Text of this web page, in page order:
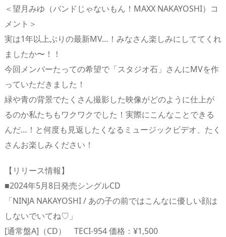
＜望月みゆ（バンドじゃないもん！MAXX NAKAYOSHI）コ
メント＞
実は1年以上ぶりの最新MV…！みなさん楽しみにしててくれ
ましたか〜！！
今回メンバーたっての希望で「スタジオ石」さんにMVを作
っていただきました！
緑や青の背景でたくさん撮影した映像がどのように仕上が
るのか私たちもワクワクでした！実際にこんなことできる
んだ…！と何度も見返したくなるミュージックビデオ、たく
さんお楽しみください！
【リリース情報】
■2024年5月8日発売シングルCD
「NINJA NAKAYOSHI / あの子の前ではこんなに優しい顔は
しないでいてね♡」
[通常盤A]（CD） TECI-954 価格：¥1,500